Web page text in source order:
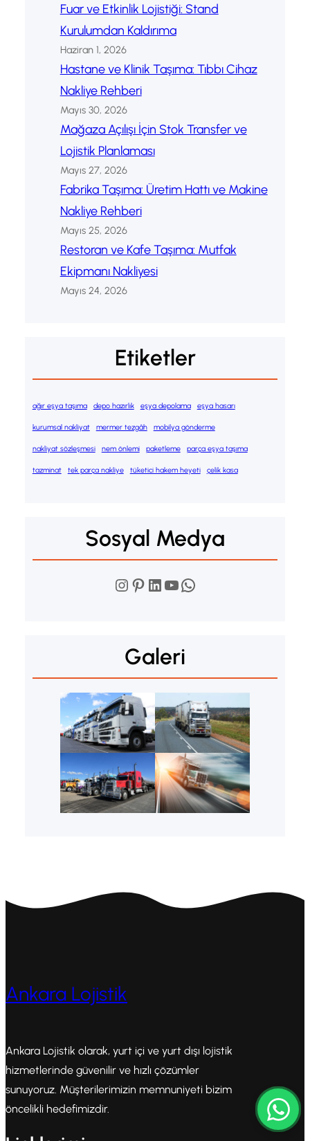
Fuar ve Etkinlik Lojistiği: Stand
Kurulumdan Kaldırıma
Haziran 1, 2026
Hastane ve Klinik Taşıma: Tıbbı Cihaz
Nakliye Rehberi
Mayıs 30, 2026
Mağaza Açılışı İçin Stok Transfer ve
Lojistik Planlaması
Mayıs 27, 2026
Fabrika Taşıma: Üretim Hattı ve Makine
Nakliye Rehberi
Mayıs 25, 2026
Restoran ve Kafe Taşıma: Mutfak
Ekipmanı Nakliyesi
Mayıs 24, 2026
Etiketler
ağır eşya taşıma depo hazırlık eşya depolama eşya hasarı
kurumsal nakliyat mermer tezgâh mobilya gönderme
nakliyat sözleşmesi nem önlemi paketleme parça eşya taşıma
tazminat tek parça nakliye tüketici hakem heyeti çelik kasa
Sosyal Medya
Instagram Pinterest LinkedIn YouTube WhatsApp
Galeri
Ankara Lojistik
Ankara Lojistik olarak, yurt içi ve yurt dışı lojistik
hizmetlerinde güvenilir ve hızlı çözümler
sunuyoruz. Müşterilerimizin memnuniyeti bizim
öncelikli hedefimizdir.